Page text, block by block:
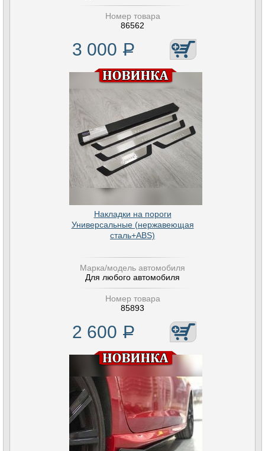
Номер товара
86562
3 000 Р
Накладки на пороги
Универсальные (нержавеющая
сталь+ABS)
Марка/модель автомобиля
Для любого автомобиля
Номер товара
85893
2 600 Р